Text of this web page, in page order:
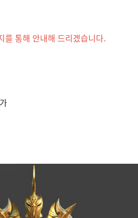
통해 안내해 드리겠습니다.